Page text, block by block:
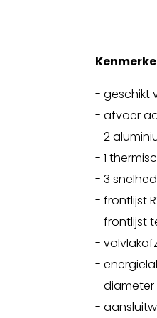
- geschikt
- afvoer
- 2
- 1
- 3
- frontlijst
- frontlijst
-
-
- diameter
-